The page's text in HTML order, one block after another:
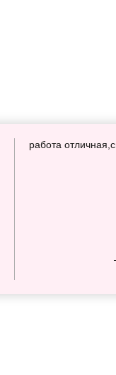
работа